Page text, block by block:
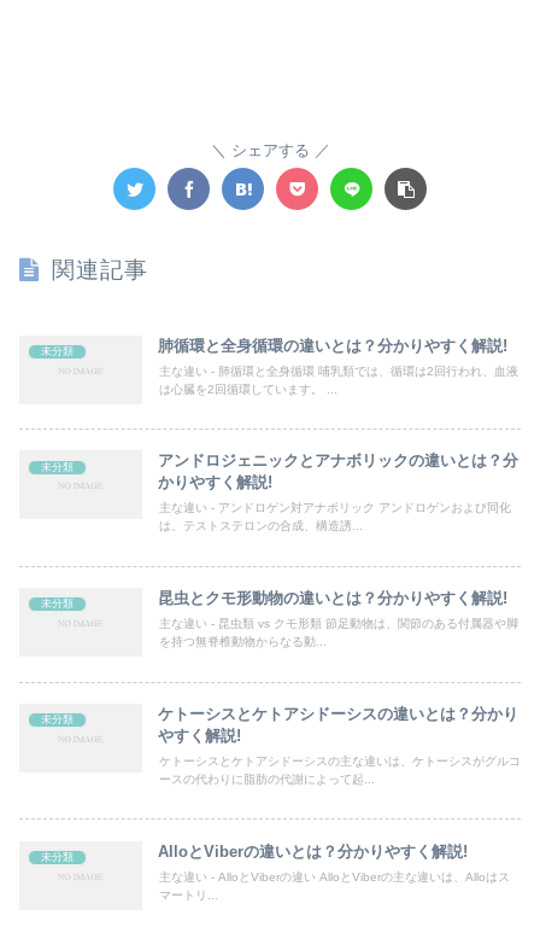
シェアする
関連記事
未分類 肺循環と全身循環の違いとは？分かりやすく解説!
主な違い - 肺循環と全身循環 哺乳類では、循環は2回行われ、血液
は心臓を2回循環しています。 ...
未分類
アンドロジェニックとアナボリックの違いとは？分
かりやすく解説!
主な違い - アンドロゲン対アナボリック アンドロゲンおよび同化
は、テストステロンの合成、構造誘...
未分類 昆虫とクモ形動物の違いとは？分かりやすく解説!
主な違い - 昆虫類 vs クモ形類 節足動物は、関節のある付属器や脚
を持つ無脊椎動物からなる動...
未分類
ケトーシスとケトアシドーシスの違いとは？分かり
やすく解説!
ケトーシスとケトアシドーシスの主な違いは、ケトーシスがグルコ
ースの代わりに脂肪の代謝によって起...
未分類 AlloとViberの違いとは？分かりやすく解説!
主な違い - AlloとViberの違い AlloとViberの主な違いは、Alloはス
マートリ...